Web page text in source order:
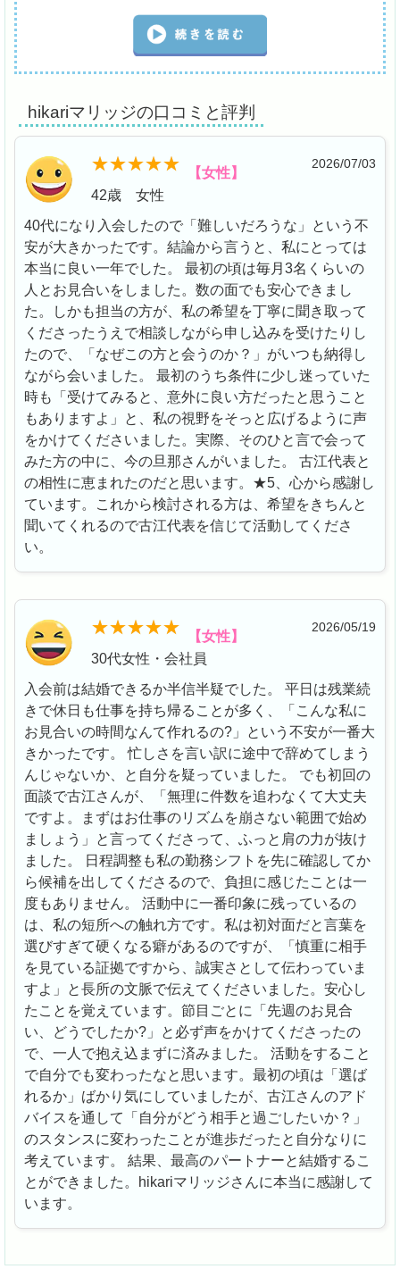
hikariマリッジの口コミと評判
2026/07/03
【女性】
42歳 女性
40代になり入会したので「難しいだろうな」という不
安が大きかったです。結論から言うと、私にとっては
本当に良い一年でした。 最初の頃は毎月3名くらいの
人とお見合いをしました。数の面でも安心できまし
た。しかも担当の方が、私の希望を丁寧に聞き取って
くださったうえで相談しながら申し込みを受けたりし
たので、「なぜこの方と会うのか？」がいつも納得し
ながら会いました。 最初のうち条件に少し迷っていた
時も「受けてみると、意外に良い方だったと思うこと
もありますよ」と、私の視野をそっと広げるように声
をかけてくださいました。実際、そのひと言で会って
みた方の中に、今の旦那さんがいました。 古江代表と
の相性に恵まれたのだと思います。★5、心から感謝し
ています。これから検討される方は、希望をきちんと
聞いてくれるので古江代表を信じて活動してくださ
い。
2026/05/19
【女性】
30代女性・会社員
入会前は結婚できるか半信半疑でした。 平日は残業続
きで休日も仕事を持ち帰ることが多く、「こんな私に
お見合いの時間なんて作れるの?」という不安が一番大
きかったです。 忙しさを言い訳に途中で辞めてしまう
んじゃないか、と自分を疑っていました。 でも初回の
面談で古江さんが、「無理に件数を追わなくて大丈夫
ですよ。まずはお仕事のリズムを崩さない範囲で始め
ましょう」と言ってくださって、ふっと肩の力が抜け
ました。 日程調整も私の勤務シフトを先に確認してか
ら候補を出してくださるので、負担に感じたことは一
度もありません。 活動中に一番印象に残っているの
は、私の短所への触れ方です。私は初対面だと言葉を
選びすぎて硬くなる癖があるのですが、「慎重に相手
を見ている証拠ですから、誠実さとして伝わっていま
すよ」と長所の文脈で伝えてくださいました。安心し
たことを覚えています。節目ごとに「先週のお見合
い、どうでしたか?」と必ず声をかけてくださったの
で、一人で抱え込まずに済みました。 活動をすること
で自分でも変わったなと思います。最初の頃は「選ば
れるか」ばかり気にしていましたが、古江さんのアド
バイスを通して「自分がどう相手と過ごしたいか？」
のスタンスに変わったことが進歩だったと自分なりに
考えています。 結果、最高のパートナーと結婚するこ
とができました。hikariマリッジさんに本当に感謝して
います。